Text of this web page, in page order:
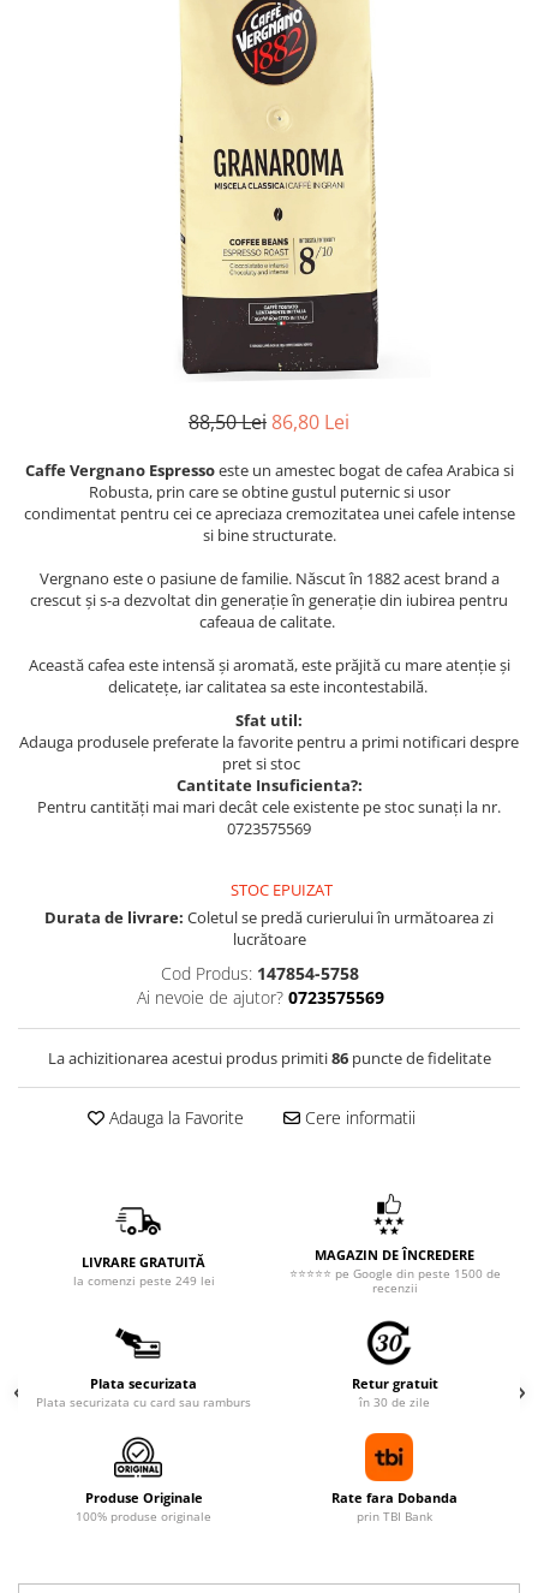
88,50 Lei86,80 Lei
Caffe Vergnano Espressoeste un amestec bogat de cafea Arabica si
Robusta, prin care se obtine gustul puternic si usor
condimentat pentru cei ce apreciaza cremozitatea unei cafele intense
si bine structurate.
Vergnano este o pasiune de familie. Născut în 1882 acest brand a
crescut și s-a dezvoltat din generație în generație din iubirea pentru
cafeaua de calitate.
Această cafea este intensă și aromată, este prăjită cu mare atenție și
delicatețe, iar calitatea sa este incontestabilă.
Sfat util:
Adauga produsele preferate la favorite pentru a primi notificari despre
pret si stoc
Cantitate Insuficienta?:
Pentru cantități mai mari decât cele existente pe stoc sunați la nr.
0723575569
STOC EPUIZAT
Durata de livrare: Coletul se predă curierului în următoarea zi
lucrătoare
Cod Produs: 147854-5758
Ai nevoie de ajutor? 0723575569
La achizitionarea acestui produs primiti86puncte de fidelitate
Adauga la Favorite Cere informatii
LIVRARE GRATUITĂ
la comenzi peste 249 lei
MAGAZIN DE ÎNCREDERE
⭐⭐⭐⭐⭐ pe Google din peste 1500 de
recenzii
Plata securizata
Plata securizata cu card sau ramburs
Retur gratuit
în 30 de zile
Produse Originale
100% produse originale
Rate fara Dobanda
prin TBI Bank